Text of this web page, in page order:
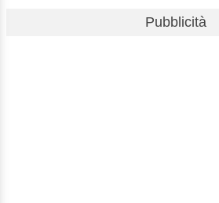
Pubblicità